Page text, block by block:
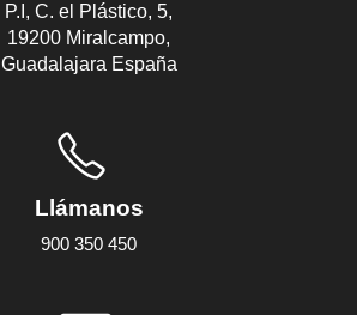
P.I, C. el Plástico, 5,
19200 Miralcampo,
Guadalajara España
Llámanos
900 350 450